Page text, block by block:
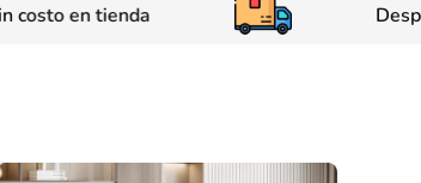
🇨🇱| Retira sin costo en tienda